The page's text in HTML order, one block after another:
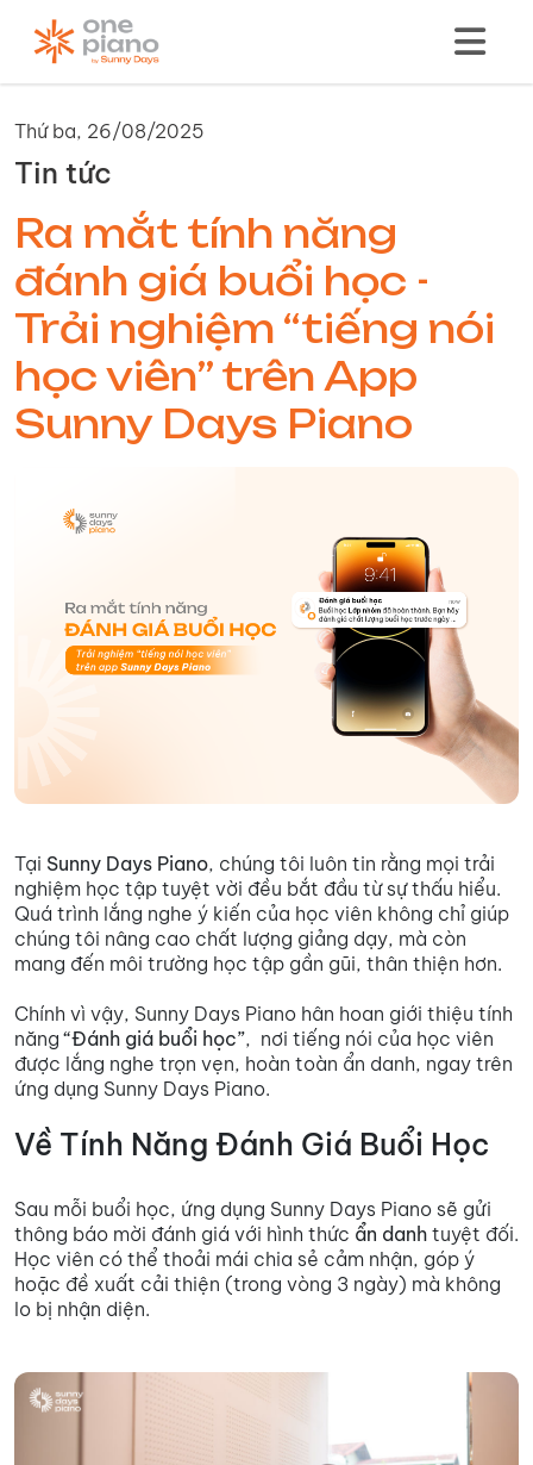
Thứ ba, 26/08/2025
Tin tức
Ra mắt tính năng
đánh giá buổi học -
Trải nghiệm “tiếng nói
học viên” trên App
Sunny Days Piano
Tại Sunny Days Piano, chúng tôi luôn tin rằng mọi trải
nghiệm học tập tuyệt vời đều bắt đầu từ sự thấu hiểu.
Quá trình lắng nghe ý kiến của học viên không chỉ giúp
chúng tôi nâng cao chất lượng giảng dạy, mà còn
mang đến môi trường học tập gần gũi, thân thiện hơn.
Chính vì vậy, Sunny Days Piano hân hoan giới thiệu tính
năng “Đánh giá buổi học”, nơi tiếng nói của học viên
được lắng nghe trọn vẹn, hoàn toàn ẩn danh, ngay trên
ứng dụng Sunny Days Piano.
Về Tính Năng Đánh Giá Buổi Học
Sau mỗi buổi học, ứng dụng Sunny Days Piano sẽ gửi
thông báo mời đánh giá với hình thức ẩn danh tuyệt đối.
Học viên có thể thoải mái chia sẻ cảm nhận, góp ý
hoặc đề xuất cải thiện (trong vòng 3 ngày) mà không
lo bị nhận diện.